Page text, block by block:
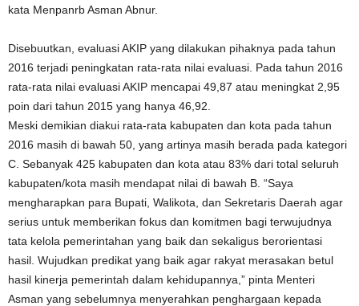
kata Menpanrb Asman Abnur.
Disebuutkan, evaluasi AKIP yang dilakukan pihaknya pada tahun
2016 terjadi peningkatan rata-rata nilai evaluasi. Pada tahun 2016
rata-rata nilai evaluasi AKIP mencapai 49,87 atau meningkat 2,95
poin dari tahun 2015 yang hanya 46,92.
Meski demikian diakui rata-rata kabupaten dan kota pada tahun
2016 masih di bawah 50, yang artinya masih berada pada kategori
C. Sebanyak 425 kabupaten dan kota atau 83% dari total seluruh
kabupaten/kota masih mendapat nilai di bawah B. “Saya
mengharapkan para Bupati, Walikota, dan Sekretaris Daerah agar
serius untuk memberikan fokus dan komitmen bagi terwujudnya
tata kelola pemerintahan yang baik dan sekaligus berorientasi
hasil. Wujudkan predikat yang baik agar rakyat merasakan betul
hasil kinerja pemerintah dalam kehidupannya,” pinta Menteri
Asman yang sebelumnya menyerahkan penghargaan kepada